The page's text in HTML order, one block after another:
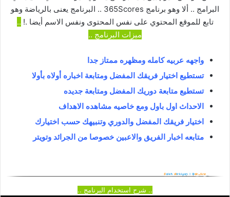
البرامج .. ألا وهو برنامج 365Scores .. البرنامج يعنى بالرياضة وهو
تابع للموقع المحتوي على نفس المحتوى ونفس الاسم أيضا .! ..
ميزات البرنامج ..
واجهه عربيه كامله ومظهره ممتاز جدا
تستطيع اختيار فريقك المفضل ومتابعة اخباره أولاه بأولا
تستطيع متابعة دوريك المفضل ومتابعة جديده
الاحداث اول باول ومع خاصيه مشاهده الاهداف
اختيار فريقك المفضل والدوري وتنبيهك حسب اختيارك
متابعه اخبار الفريق والاعبين خصوصا من الجرائد وتويتر
.. شرح استخدام البرنامج ..